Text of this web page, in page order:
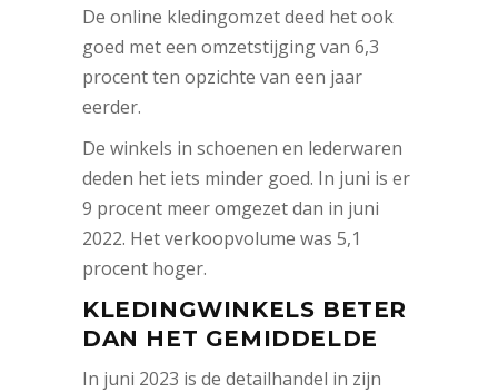
De online kledingomzet deed het ook
goed met een omzetstijging van 6,3
procent ten opzichte van een jaar
eerder.
De winkels in schoenen en lederwaren
deden het iets minder goed. In juni is er
9 procent meer omgezet dan in juni
2022. Het verkoopvolume was 5,1
procent hoger.
KLEDINGWINKELS BETER
DAN HET GEMIDDELDE
In juni 2023 is de detailhandel in zijn